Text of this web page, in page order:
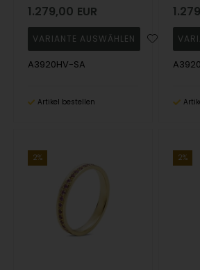
1.279,00 EUR
A3920HV-SA
Artikel bestellen
2% 2%